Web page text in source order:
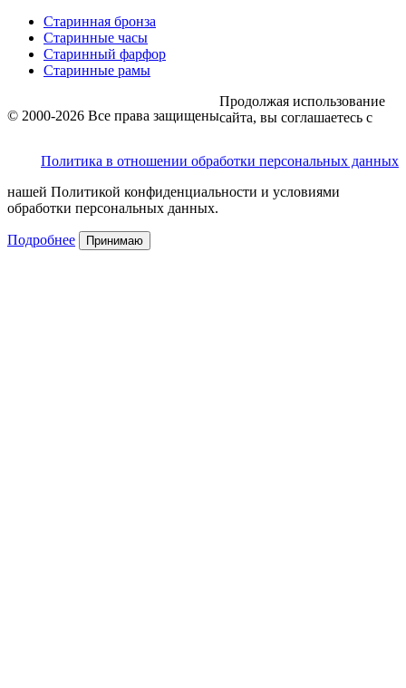
Старинная бронза
Старинные часы
Старинный фарфор
Старинные рамы
© 2000-2026 Все права защищены
Политика в отношении обработки персональных данных
Продолжая использование
сайта, вы соглашаетесь с
нашей Политикой конфиденциальности и условиями
обработки персональных данных.
Подробнее Принимаю